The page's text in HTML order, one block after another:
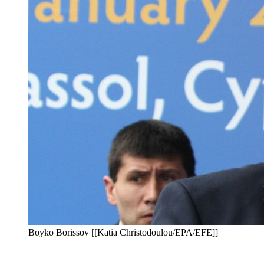
Boyko Borissov [[Katia Christodoulou/EPA/EFE]]